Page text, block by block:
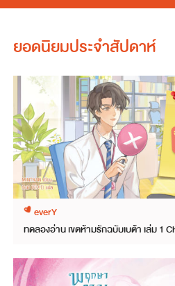
ยอดนิยมประจำสัปดาห์
everY
ทดลองอ่าน เขตห้ามรักฉบับเบต้า เล่ม 1